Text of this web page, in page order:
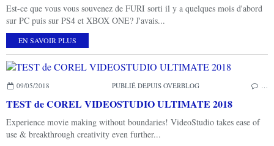
Est-ce que vous vous souvenez de FURI sorti il y a quelques mois d'abord
sur PC puis sur PS4 et XBOX ONE? J'avais...
EN SAVOIR PLUS
09/05/2018 PUBLIÉ DEPUIS OVERBLOG
TEST de COREL VIDEOSTUDIO ULTIMATE 2018
Experience movie making without boundaries! VideoStudio takes ease of
use & breakthrough creativity even further...